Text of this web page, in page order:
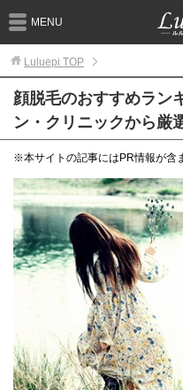
MENU
Luluepi TOP
顔脱毛のおすすめラン
ン・クリニックから厳
※本サイトの記事にはPR情報が含